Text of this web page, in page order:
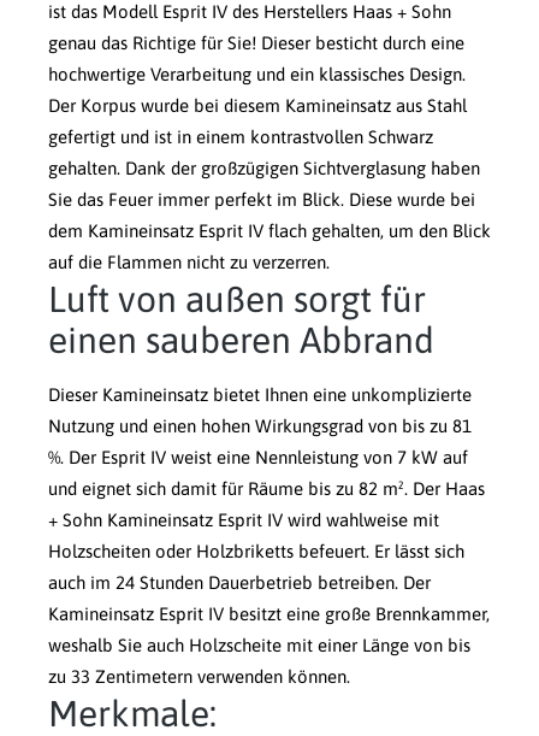
ist das Modell Esprit IV des Herstellers Haas + Sohn
genau das Richtige für Sie! Dieser besticht durch eine
hochwertige Verarbeitung und ein klassisches Design.
Der Korpus wurde bei diesem Kamineinsatz aus Stahl
gefertigt und ist in einem kontrastvollen Schwarz
gehalten. Dank der großzügigen Sichtverglasung haben
Sie das Feuer immer perfekt im Blick. Diese wurde bei
dem Kamineinsatz Esprit IV flach gehalten, um den Blick
auf die Flammen nicht zu verzerren.
Luft von außen sorgt für
einen sauberen Abbrand
Dieser Kamineinsatz bietet Ihnen eine unkomplizierte
Nutzung und einen hohen Wirkungsgrad von bis zu 81
%. Der Esprit IV weist eine Nennleistung von 7 kW auf
und eignet sich damit für Räume bis zu 82 m². Der Haas
+ Sohn Kamineinsatz Esprit IV wird wahlweise mit
Holzscheiten oder Holzbriketts befeuert. Er lässt sich
auch im 24 Stunden Dauerbetrieb betreiben. Der
Kamineinsatz Esprit IV besitzt eine große Brennkammer,
weshalb Sie auch Holzscheite mit einer Länge von bis
zu 33 Zentimetern verwenden können.
Merkmale: